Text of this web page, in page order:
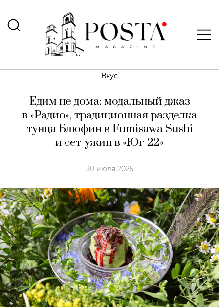
Вкус
Едим не дома: модальный джаз
в «Радио», традиционная разделка
тунца Блюфин в Fumisawa Sushi
и сет-ужин в «Юг-22»
30 июля 2025